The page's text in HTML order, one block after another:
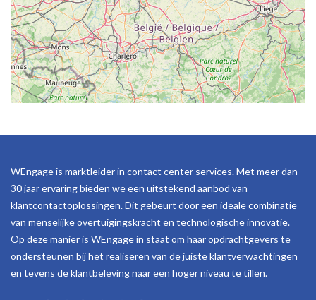
WEngage is marktleider in contact center services. Met meer dan
30 jaar ervaring bieden we een uitstekend aanbod van
klantcontactoplossingen. Dit gebeurt door een ideale combinatie
van menselijke overtuigingskracht en technologische innovatie.
Op deze manier is WEngage in staat om haar opdrachtgevers te
ondersteunen bij het realiseren van de juiste klantverwachtingen
en tevens de klantbeleving naar een hoger niveau te tillen.